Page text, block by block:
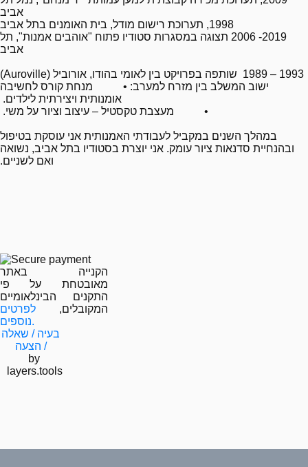
אביב
1998, תערוכת רישום מודל, בית האומנים בתל אביב
2019- 2006 תצוגה במסגרות סטודיו פתוח "אוהבים אמנות", תל
אביב
1993 – 1989 שותפה בפרויקט בין לאומי בהודו, אורוביל ( Auroville
)
ישוב המשלב בין מזרח למערב: • מנחת קורס לחשיבה
אומנותית ויצירתית לילדים.
• מעצבת טקסטיל – עיצוב וציור על משי.
במהלך השנים במקביל לעבודתי האמנותית אני עוסקת בטיפול
ובהנחיית סדנאות ציור עומק. אני יוצרת בסטודיו בתל אביב, נשואה
ואם לשניים.
הקנייה באתר
מאובטחת על פי
התקנים הבינלאומיים
המקובלים, לפרטים
נוספים.
בעיה / שאלה
/ הצעה
by
layers.tools